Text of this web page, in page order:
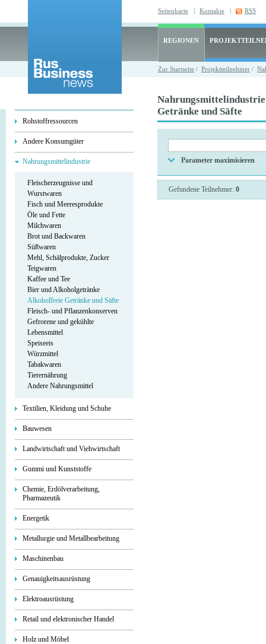
Seitenkarte | Kontakte | RSS
REGIONEN
Zur Startseite / Projektteilnehmer /
Rohstoffressourcen
Andere Konsumgüter
Nahrungsmittelindustrie
Fleischerzeugnisse und
Wurstwaren
Fisch und Meeresprodukte
Öle und Fette
Milchwaren
Brot und Backwaren
Süßwaren
Mehl, Schälprodukte, Zucker
Teigwaren
Kaffee und Tee
Bier und Alkoholgetränke
Alkoholfreie Getränke und Säfte
Fleisch- und Pflanzenkonserven
Gefrorene und gekühlte
Lebensmittel
Speiseeis
Würzmittel
Tabakwaren
Tierernährung
Andere Nahrungsmittel
Textilien, Kleidung und Schuhe
Bauwesen
Landwirtschaft und Viehwirtschaft
Gummi und Kunststoffe
Chemie, Erdölverarbeitung,
Pharmazeutik
Energetik
Metallurgie und Metallbearbeitung
Maschinenbau
Genauigkeitsausrüstung
Elektroausrüstung
Retail und elektronischer Handel
Holz und Möbel
Getränke und Säfte
Parameter maximisieren
Gefundene Teilnehmer: 0